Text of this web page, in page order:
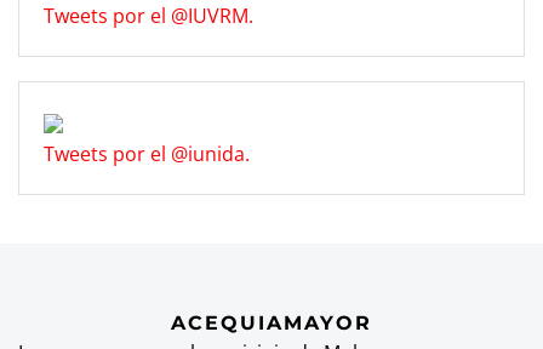
Tweets por el @IUVRM.
Tweets por el @iunida.
ACEQUIAMAYOR